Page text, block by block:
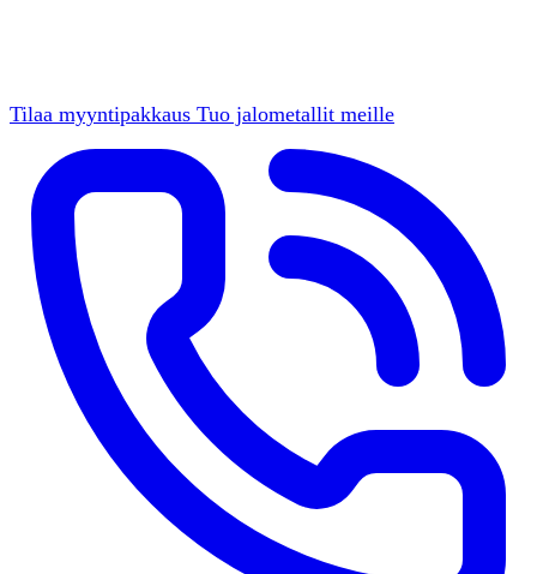
Tilaa myyntipakkaus Tuo jalometallit meille